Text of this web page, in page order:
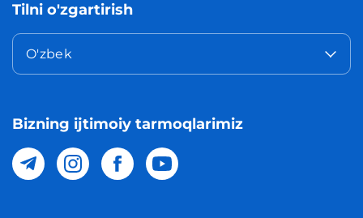
Tilni o'zgartirish
O'zbek
Bizning ijtimoiy tarmoqlarimiz